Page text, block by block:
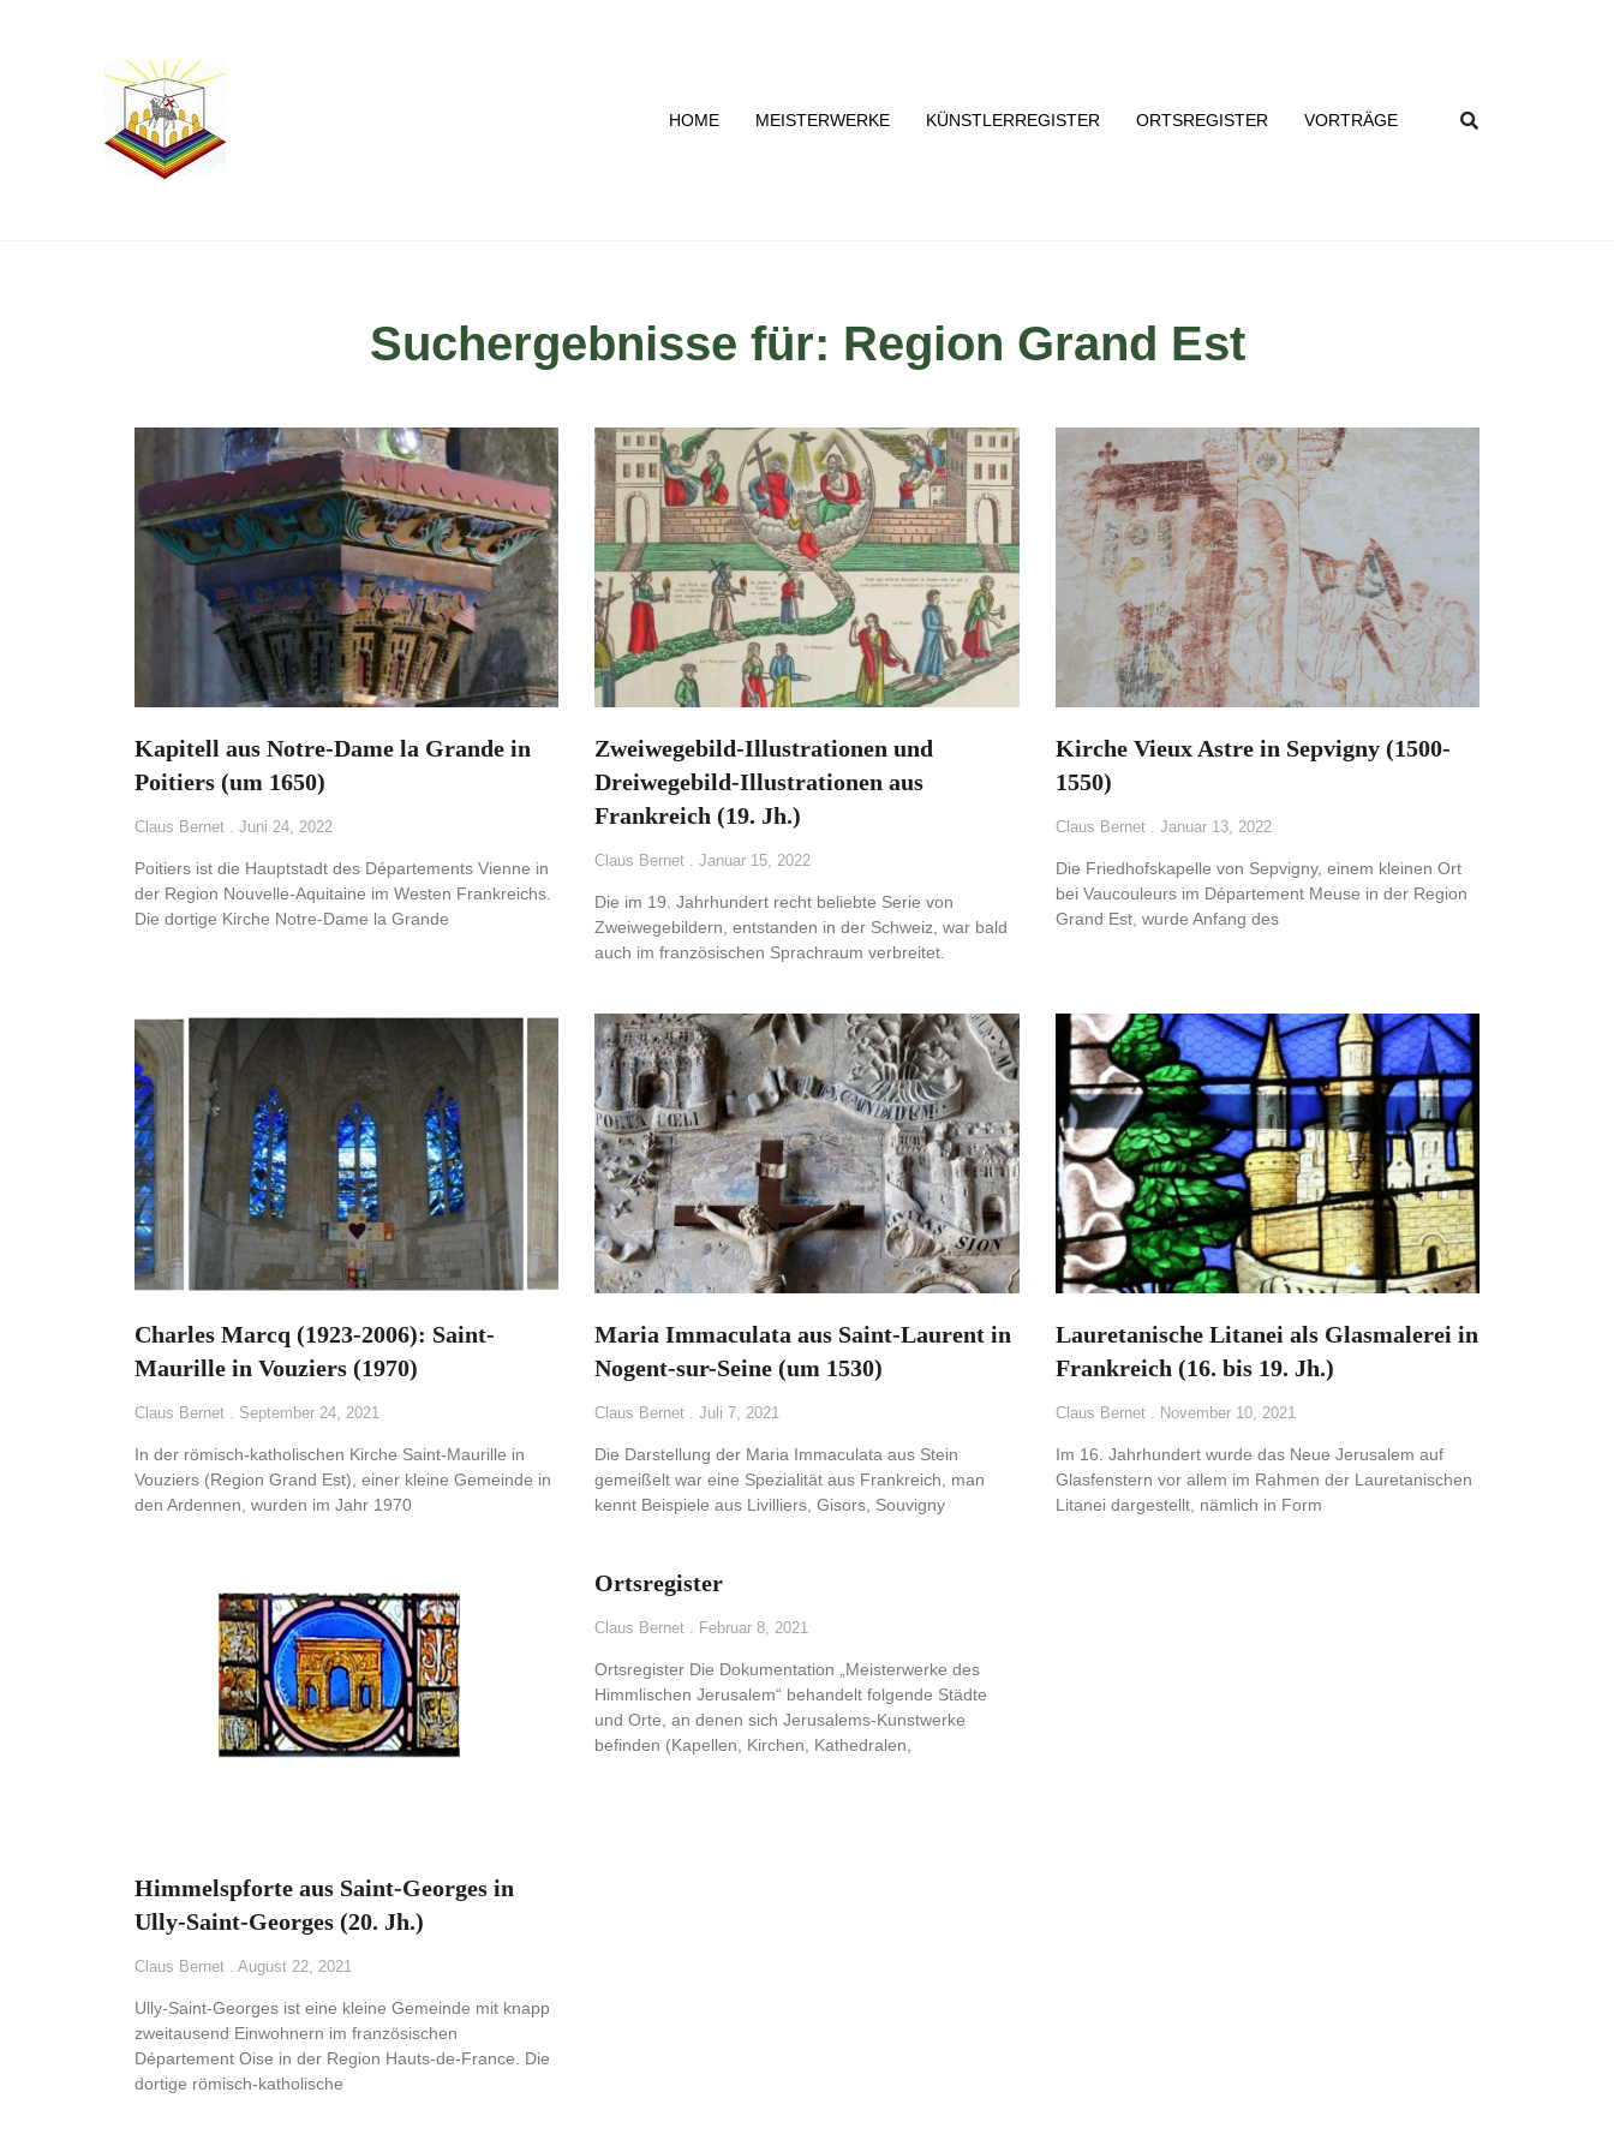
HOME MEISTERWERKE KÜNSTLERREGISTER ORTSREGISTER VORTRÄGE
Suchergebnisse für: Region Grand Est
Kapitell aus Notre-Dame la Grande in
Poitiers (um 1650)
Claus Bernet Juni 24, 2022
Poitiers ist die Hauptstadt des Départements Vienne in
der Region Nouvelle-Aquitaine im Westen Frankreichs.
Die dortige Kirche Notre-Dame la Grande
Zweiwegebild-Illustrationen und
Dreiwegebild-Illustrationen aus
Frankreich (19. Jh.)
Claus Bernet Januar 15, 2022
Die im 19. Jahrhundert recht beliebte Serie von
Zweiwegebildern, entstanden in der Schweiz, war bald
auch im französischen Sprachraum verbreitet.
Kirche Vieux Astre in Sepvigny (1500-
1550)
Claus Bernet Januar 13, 2022
Die Friedhofskapelle von Sepvigny, einem kleinen Ort
bei Vaucouleurs im Département Meuse in der Region
Grand Est, wurde Anfang des
Charles Marcq (1923-2006): Saint-
Maurille in Vouziers (1970)
Claus Bernet September 24, 2021
In der römisch-katholischen Kirche Saint-Maurille in
Vouziers (Region Grand Est), einer kleine Gemeinde in
den Ardennen, wurden im Jahr 1970
Maria Immaculata aus Saint-Laurent in
Nogent-sur-Seine (um 1530)
Claus Bernet Juli 7, 2021
Die Darstellung der Maria Immaculata aus Stein
gemeißelt war eine Spezialität aus Frankreich, man
kennt Beispiele aus Livilliers, Gisors, Souvigny
Lauretanische Litanei als Glasmalerei in
Frankreich (16. bis 19. Jh.)
Claus Bernet November 10, 2021
Im 16. Jahrhundert wurde das Neue Jerusalem auf
Glasfenstern vor allem im Rahmen der Lauretanischen
Litanei dargestellt, nämlich in Form
Himmelspforte aus Saint-Georges in
Ully-Saint-Georges (20. Jh.)
Claus Bernet August 22, 2021
Ully-Saint-Georges ist eine kleine Gemeinde mit knapp
zweitausend Einwohnern im französischen
Département Oise in der Region Hauts-de-France. Die
dortige römisch-katholische
Ortsregister
Claus Bernet Februar 8, 2021
Ortsregister Die Dokumentation „Meisterwerke des
Himmlischen Jerusalem“ behandelt folgende Städte
und Orte, an denen sich Jerusalems-Kunstwerke
befinden (Kapellen, Kirchen, Kathedralen,